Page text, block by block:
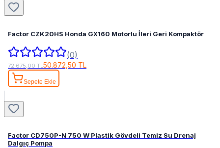
Factor CZK20HS Honda GX160 Motorlu İleri Geri Kompaktör
(0)
72.675,00 TL50.872,50 TL
Sepete Ekle
Factor CD750P-N 750 W Plastik Gövdeli Temiz Su Drenaj
Dalgıç Pompa